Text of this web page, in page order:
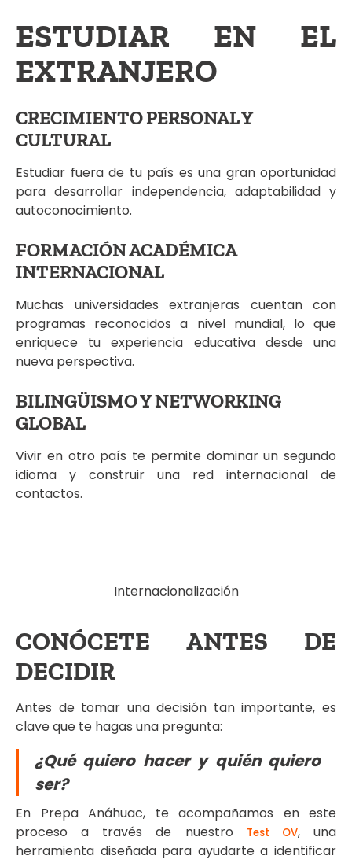
ESTUDIAR EN EL
EXTRANJERO
CRECIMIENTO PERSONAL Y
CULTURAL
Estudiar fuera de tu país es una gran oportunidad
para desarrollar independencia, adaptabilidad y
autoconocimiento.
FORMACIÓN ACADÉMICA
INTERNACIONAL
Muchas universidades extranjeras cuentan con
programas reconocidos a nivel mundial, lo que
enriquece tu experiencia educativa desde una
nueva perspectiva.
BILINGÜISMO Y NETWORKING
GLOBAL
Vivir en otro país te permite dominar un segundo
idioma y construir una red internacional de
contactos.
Internacionalización
CONÓCETE ANTES DE
DECIDIR
Antes de tomar una decisión tan importante, es
clave que te hagas una pregunta:
¿Qué quiero hacer y quién quiero
ser?
En Prepa Anáhuac, te acompañamos en este
proceso a través de nuestro
Test OV, una
herramienta diseñada para ayudarte a identificar